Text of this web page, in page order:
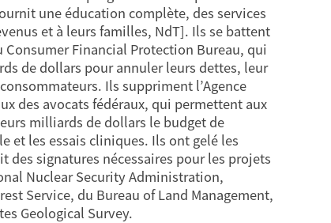
une éducation complète, des services
et à leurs familles, NdT]. Ils se battent
Financial Protection Bureau, qui
de dollars pour annuler leurs dettes, leur
Ils suppriment l’Agence
des avocats fédéraux, qui permettent aux
milliards de dollars le budget de
et les essais cliniques. Ils ont gelé les
des signatures nécessaires pour les projets
Nuclear Security Administration,
Service, du Bureau of Land Management,
Geological Survey.